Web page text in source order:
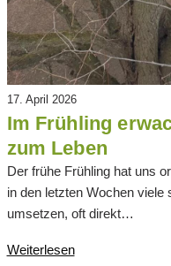
17. April 2026
Im Frühling
zum Leben
Der frühe Frühling hat uns
in den letzten Wochen viele
umsetzen, oft direkt…
Weiterlesen